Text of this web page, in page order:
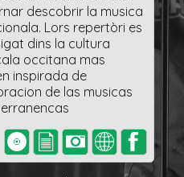
descobrir la musica
Lors repertòri es
dins la cultura
occitana mas
inspirada de
de las musicas